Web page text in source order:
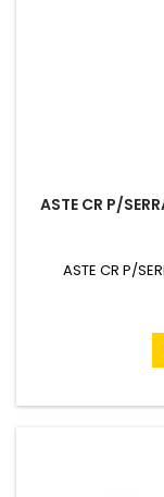
ASTE CR P/
ASTE CR P/